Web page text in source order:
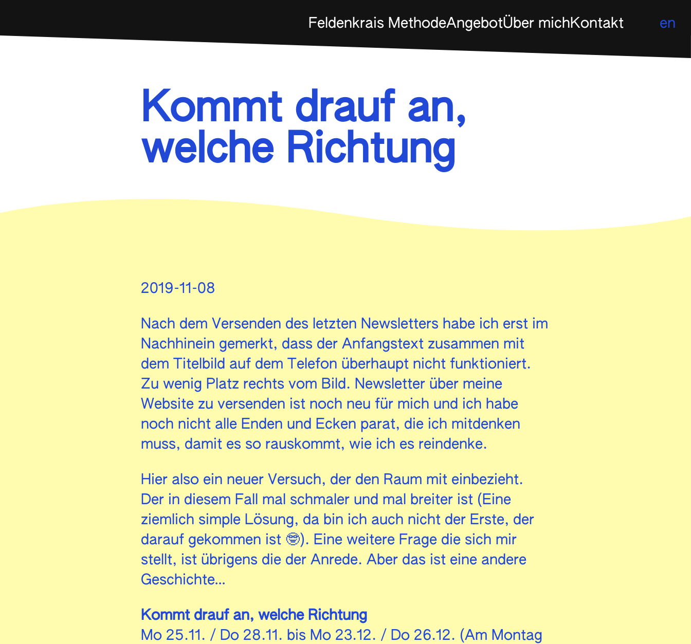
Feldenkrais MethodeAngebotÜber michKontakt en
Kommt drauf an,
welche Richtung
2019-11-08
Nach dem Versenden des letzten Newsletters habe ich erst im
Nachhinein gemerkt, dass der Anfangstext zusammen mit
dem Titelbild auf dem Telefon überhaupt nicht funktioniert.
Zu wenig Platz rechts vom Bild. Newsletter über meine
Website zu versenden ist noch neu für mich und ich habe
noch nicht alle Enden und Ecken parat, die ich mitdenken
muss, damit es so rauskommt, wie ich es reindenke.
Hier also ein neuer Versuch, der den Raum mit einbezieht.
Der in diesem Fall mal schmaler und mal breiter ist (Eine
ziemlich simple Lösung, da bin ich auch nicht der Erste, der
darauf gekommen ist 🤓). Eine weitere Frage die sich mir
stellt, ist übrigens die der Anrede. Aber das ist eine andere
Geschichte…
Kommt drauf an, welche Richtung
Mo 25.11. / Do 28.11. bis Mo 23.12. / Do 26.12. (Am Montag